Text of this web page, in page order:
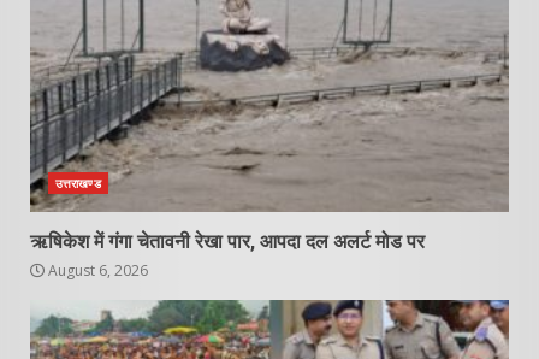
उत्तराखण्ड
ऋषिकेश में गंगा चेतावनी रेखा पार, आपदा दल अलर्ट मोड पर
August 6, 2026